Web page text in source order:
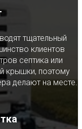
тщательный
клиентов
септика или
крышки, поэтому
делают на месте.